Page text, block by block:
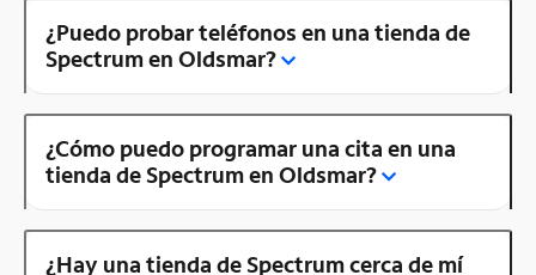
¿Puedo probar teléfonos en una tienda de
Spectrum en Oldsmar?
¿Cómo puedo programar una cita en una
tienda de Spectrum en Oldsmar?
¿Hay una tienda de Spectrum cerca de mí